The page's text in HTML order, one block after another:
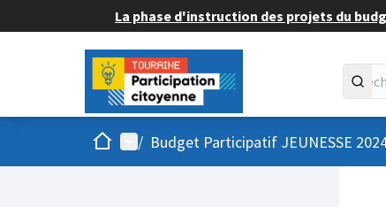
La phase d'instruction des projets du
AccueilMenu principal
/ Budget Participatif JEUNESSE